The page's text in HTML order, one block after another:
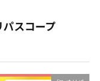
スコープ